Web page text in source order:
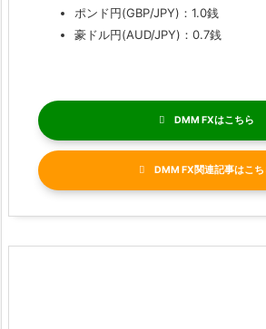
ポンド円(GBP/JPY)：1.0銭
豪ドル円(AUD/JPY)：0.7銭
DMM FX
DMM FX関連記事